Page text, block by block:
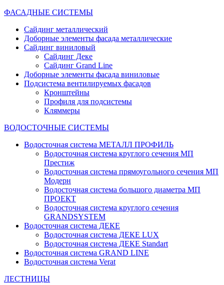
ФАСАДНЫЕ СИСТЕМЫ
Сайдинг металлический
Доборные элементы фасада металлические
Сайдинг виниловый
Сайдинг Деке
Сайдинг Grand Line
Доборные элементы фасада виниловые
Подсистема вентилируемых фасадов
Кронштейны
Профиля для подсистемы
Кляммеры
ВОДОСТОЧНЫЕ СИСТЕМЫ
Водосточная система МЕТАЛЛ ПРОФИЛЬ
Водосточная система круглого сечения МП
Престиж
Водосточная система прямоугольного сечения МП
Модерн
Водосточная система большого диаметра МП
ПРОЕКТ
Водосточная система круглого сечения
GRANDSYSTEM
Водосточная система ДЕКЕ
Водосточная система ДЕКЕ LUX
Водосточная система ДЕКЕ Standart
Водосточная система GRAND LINE
Водосточная система Verat
ЛЕСТНИЦЫ